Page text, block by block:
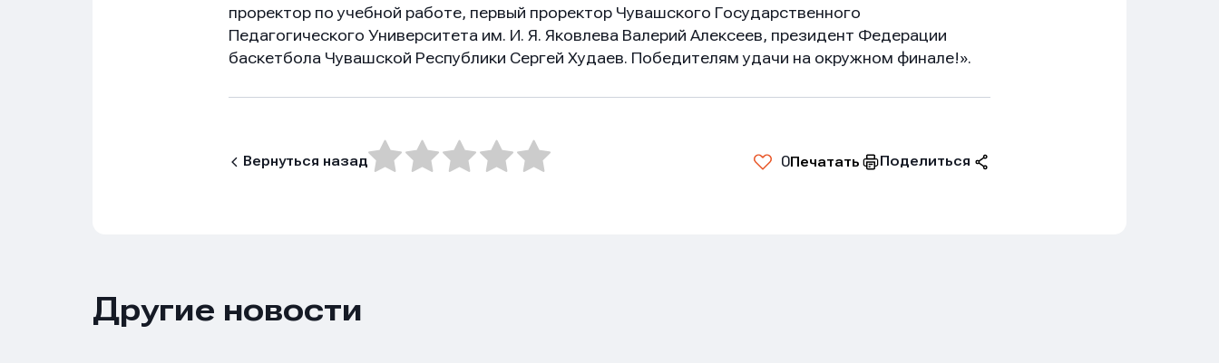
проректор по учебной работе, первый проректор Чувашского Государственного
Педагогического Университета им. И. Я. Яковлева Валерий Алексеев, президент Федерации
баскетбола Чувашской Республики Сергей Худаев. Победителям удачи на окружном финале!».
Вернуться назад 0Печатать Поделиться
Другие новости
Отправить
Нажимая кнопку “Отправить”, вы соглашаетесь с
условиями
Отправить
Нажимая кнопку “Отправить”, вы соглашаетесь с
условиями
Отправить
Нажимая кнопку “Отправить”, вы соглашаетесь с
условиями